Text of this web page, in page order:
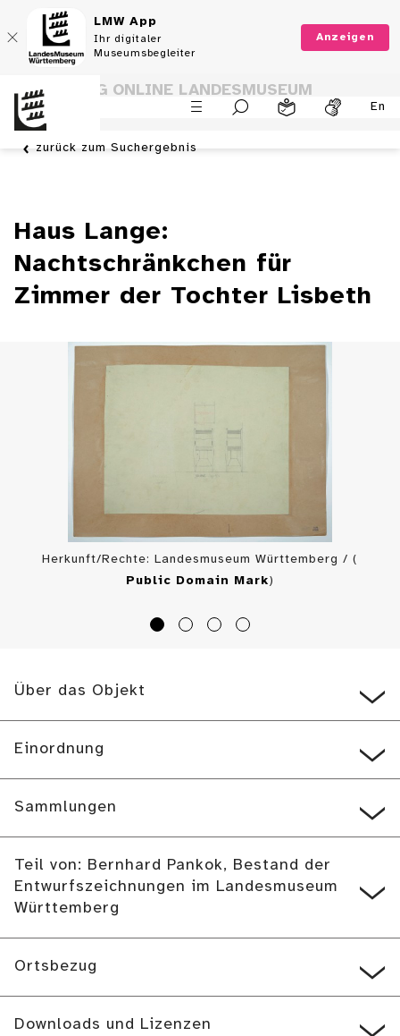
LMW App
Ihr digitaler
Museumsbegleiter
Anzeigen
En
SAMMLUNG ONLINE LANDESMUSEUM
WÜRTTEMBERG
zurück zum Suchergebnis
Haus Lange:
Nachtschränkchen für
Zimmer der Tochter Lisbeth
Herkunft/Rechte: Landesmuseum Württemberg / (
Public Domain Mark)
Über das Objekt
Einordnung
Sammlungen
Teil von: Bernhard Pankok, Bestand der
Entwurfszeichnungen im Landesmuseum
Württemberg
Ortsbezug
Downloads und Lizenzen